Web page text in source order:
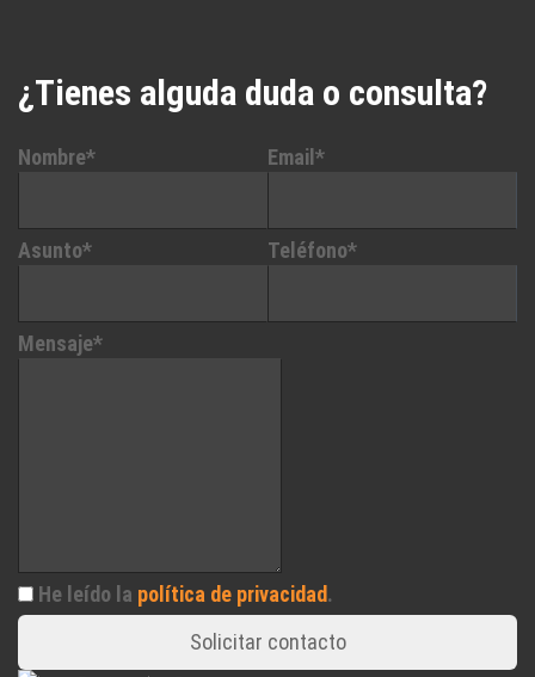
¿Tienes alguda duda o consulta?
Nombre*
Asunto*
Email*
Teléfono*
Mensaje*
He leído la política de privacidad.
Solicitar contacto